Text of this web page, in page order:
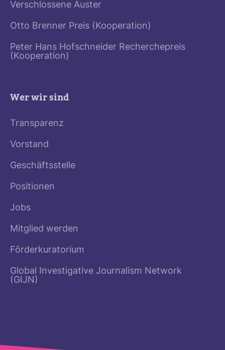
Verschlossene Auster
Otto Brenner Preis (Kooperation)
Peter Hans Hofschneider Recherchepreis
(Kooperation)
Wer wir sind
Transparenz
Vorstand
Geschäftsstelle
Positionen
Jobs
Mitglied werden
Förderkuratorium
Global Investigative Journalism Network
(GIJN)